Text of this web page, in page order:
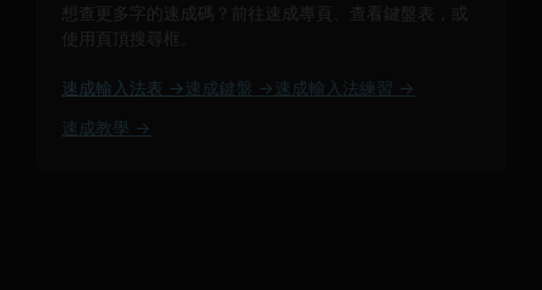
想查更多字的速成碼？前往速成專頁、查看鍵盤表，或
使用頁頂搜尋框。
速成輸入法表 → 速成鍵盤 → 速成輸入法練習 →
速成教學 →